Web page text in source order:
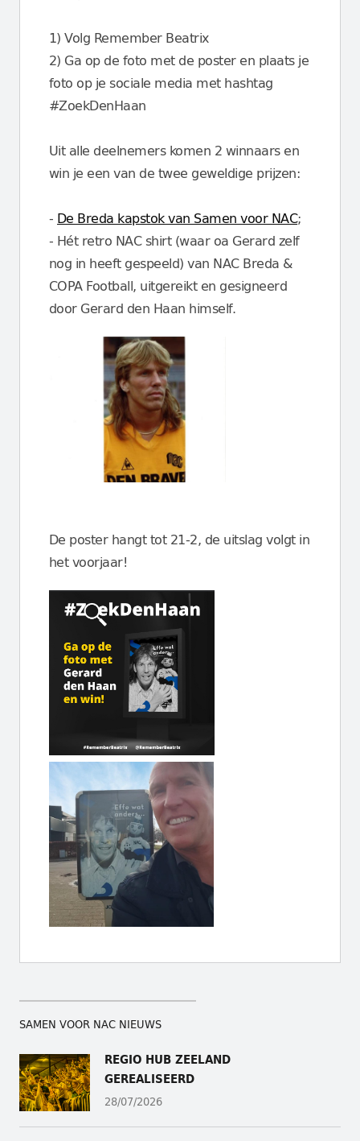
1) Volg Remember Beatrix
2) Ga op de foto met de poster en plaats je
foto op je sociale media met hashtag
#ZoekDenHaan
Uit alle deelnemers komen 2 winnaars en
win je een van de twee geweldige prijzen:
- De Breda kapstok van Samen voor NAC;
- Hét retro NAC shirt (waar oa Gerard zelf
nog in heeft gespeeld) van NAC Breda &
COPA Football, uitgereikt en gesigneerd
door Gerard den Haan himself.
De poster hangt tot 21-2, de uitslag volgt in
het voorjaar!
SAMEN VOOR NAC NIEUWS
REGIO HUB ZEELAND
GEREALISEERD
28/07/2026